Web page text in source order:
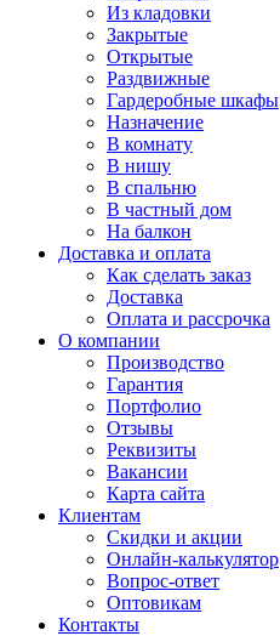
Из кладовки
Закрытые
Открытые
Раздвижные
Гардеробные шкафы
Назначение
В комнату
В нишу
В спальню
В частный дом
На балкон
Доставка и оплата
Как сделать заказ
Доставка
Оплата и рассрочка
О компании
Производство
Гарантия
Портфолио
Отзывы
Реквизиты
Вакансии
Карта сайта
Клиентам
Скидки и акции
Онлайн-калькулятор
Вопрос-ответ
Оптовикам
Контакты